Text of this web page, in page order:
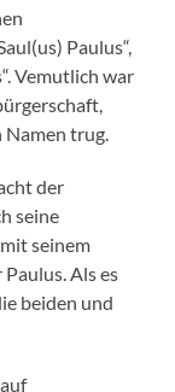
Paulus“,
Vemutlich war
Namen trug.
der
seine
seinem
Als es
beiden und